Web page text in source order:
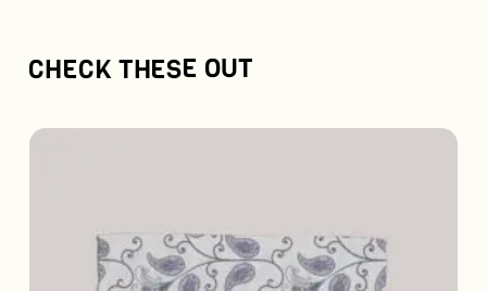
CHECK THESE OUT
πολλαπλές